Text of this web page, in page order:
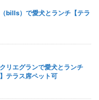
（bills）で愛犬とランチ【テラ
リエグランで愛犬とランチ
テラス席ペット可